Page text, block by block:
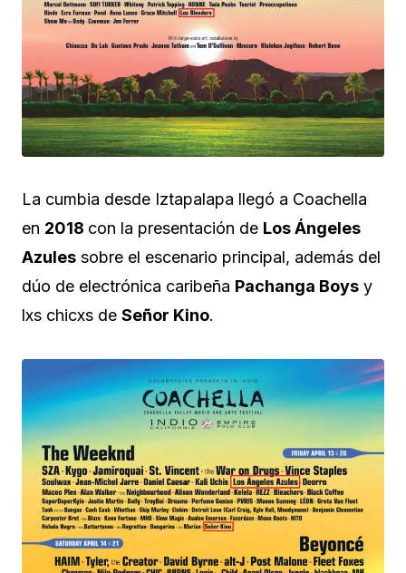
La cumbia desde Iztapalapa llegó a Coachella
en 2018 con la presentación de Los Ángeles
Azules sobre el escenario principal, además del
dúo de electrónica caribeña Pachanga Boys y
lxs chicxs de Señor Kino.